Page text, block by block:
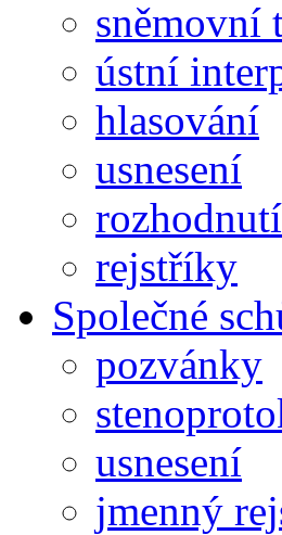
sněmovní
ústní
hlasování
usnesení
rejstříky
Společné
pozvánky
usnesení
jmenný